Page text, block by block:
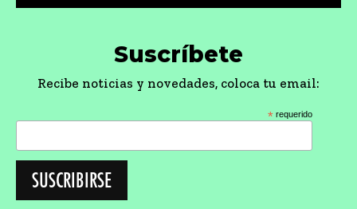
Suscríbete
Recibe noticias y novedades, coloca tu email:
* requerido